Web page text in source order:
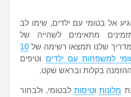
אל בטומי עם ילדים, שימו לב
מתאימים לשהייה של
שלנו תמצאו רשימה של 10
למשפחות עם ילדים וטיפים
בקלות ובראש שקט.
מלונותוטיסותלבטומי, ולבחור